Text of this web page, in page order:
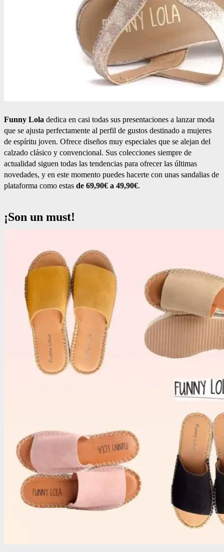
Funny Lola dedica en casi todas sus presentaciones a lanzar moda
que se ajusta perfectamente al perfil de gustos destinado a mujeres
de espíritu joven. Ofrece diseños muy especiales que se alejan del
calzado clásico y convencional. Sus colecciones siempre de
actualidad siguen todas las tendencias para ofrecer las últimas
novedades, y en este momento puedes hacerte con unas sandalias de
plataforma como estas de 69,90€ a 49,90€.
¡Son un must!